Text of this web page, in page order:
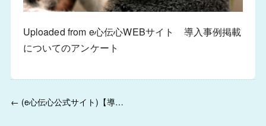
Uploaded from e心伝心WEBサイト 導入事例掲載
についてのアンケート
← (e心伝心公式サイト)【導入事例掲載アンケート】にご回答いただきました。